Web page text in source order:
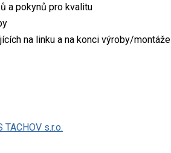
a pokynů pro kvalitu
na linku a na konci výroby/montáže
TACHOV s.r.o.